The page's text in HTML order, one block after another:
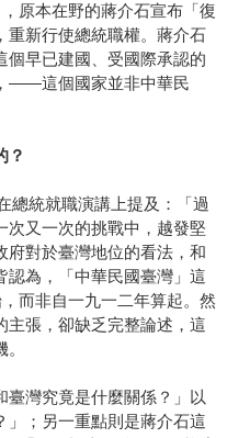
原本在野的蔣介石宣布「復
重新行使總統職權。蔣介石
個早已建國、受國際承認的
――這個國家並非中華民
？
總統就職演講上提及：「過
次又一次的挑戰中，越發堅
對於臺灣地位的看法，和
為，「中華民國臺灣」這
而非自一九一二年算起。然
主張，卻缺乏完整論述，這
灣究竟是什麼關係？」以
」；另一重點則是蔣介石這